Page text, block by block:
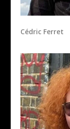
Cédric Ferret